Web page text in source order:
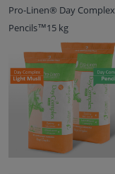
Pro-Linen® Day
Pencils™15 kg